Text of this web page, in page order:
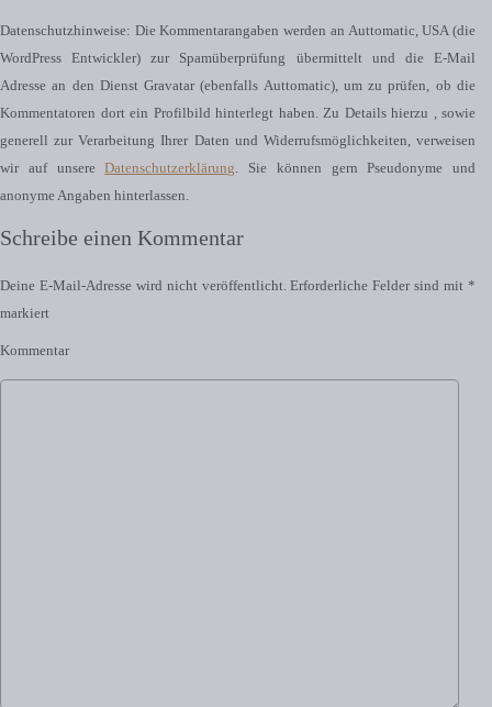
Datenschutzhinweise: Die Kommentarangaben werden an Auttomatic, USA (die
WordPress Entwickler) zur Spamüberprüfung übermittelt und die E-Mail
Adresse an den Dienst Gravatar (ebenfalls Auttomatic), um zu prüfen, ob die
Kommentatoren dort ein Profilbild hinterlegt haben. Zu Details hierzu , sowie
generell zur Verarbeitung Ihrer Daten und Widerrufsmöglichkeiten, verweisen
wir auf unsereDatenschutzerklärung . Sie können gern Pseudonyme und
anonyme Angaben hinterlassen.
Schreibe einen Kommentar
Deine E-Mail-Adresse wird nicht veröffentlicht. Erforderliche Felder sind mit *
markiert
Kommentar